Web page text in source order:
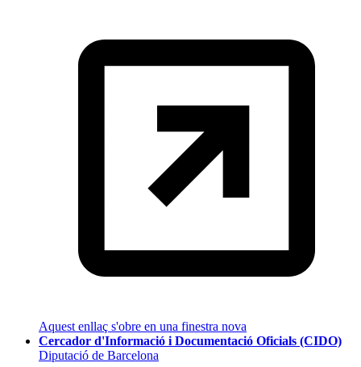
Aquest enllaç s'obre en una finestra nova
Cercador d'Informació i Documentació Oficials (CIDO)
Diputació de Barcelona